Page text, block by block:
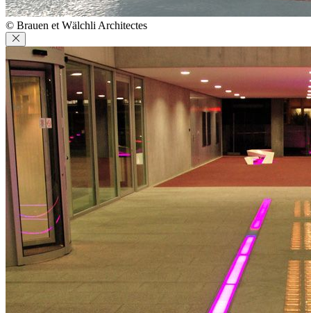
© Brauen et Wälchli Architectes